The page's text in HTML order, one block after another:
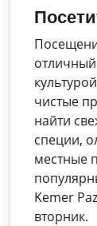
чистые
найти
специи,
местные
Kemer
вторник.